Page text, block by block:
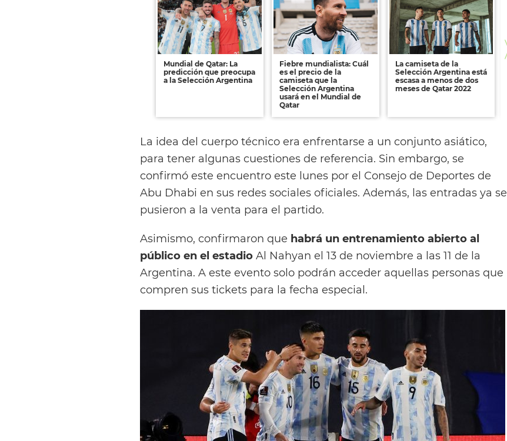
Mundial de Qatar: La
predicción que preocupa
a la Selección Argentina
Fiebre mundialista: Cuál
es el precio de la
camiseta que la
Selección Argentina
usará en el Mundial de
Qatar
La camiseta de la
Selección Argentina está
escasa a menos de dos
meses de Qatar 2022
La idea del cuerpo técnico era enfrentarse a un conjunto asiático,
para tener algunas cuestiones de referencia. Sin embargo, se
confirmó este encuentro este lunes por el Consejo de Deportes de
Abu Dhabi en sus redes sociales oficiales. Además, las entradas ya se
pusieron a la venta para el partido.
Asimismo, confirmaron que habrá un entrenamiento abierto al
público en el estadio Al Nahyan el 13 de noviembre a las 11 de la
Argentina. A este evento solo podrán acceder aquellas personas que
compren sus tickets para la fecha especial.